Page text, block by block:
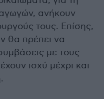
ανήκουν
τους. Επίσης,
θα πρέπει να
με τους
ισχύ μέχρι και